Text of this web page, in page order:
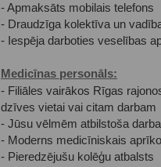
- Apmaksāts mobilais telefons
- Draudzīga kolektīva un
- Iespēja darboties veselības
Medicīnas personāls:
- Filiāles vairākos Rīgas
dzīves vietai vai citam darbam
- Jūsu vēlmēm atbilstoša
- Moderns medicīniskais
- Pieredzējušu kolēģu atbalsts